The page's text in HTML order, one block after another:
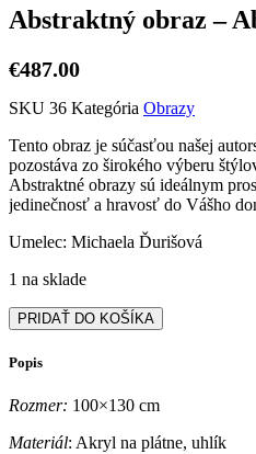
Abstraktný obraz –
€487.00
SKU 36 Kategória Obrazy
Tento obraz je súčasťou našej
pozostáva zo širokého výberu
Abstraktné obrazy sú ideálnym
jedinečnosť a hravosť do Vášho
Umelec: Michaela Ďurišová
1 na sklade
množstvo
Abstraktný
obraz
no.
36
PRIDAŤ DO KOŠÍKA
Popis
Rozmer: 100×130 cm
Materiál: Akryl na plátne, uhlík